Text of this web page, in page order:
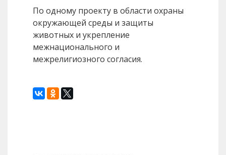
По одному проекту в области охраны
окружающей среды и защиты
животных и укрепление
межнационального и
межрелигиозного согласия.